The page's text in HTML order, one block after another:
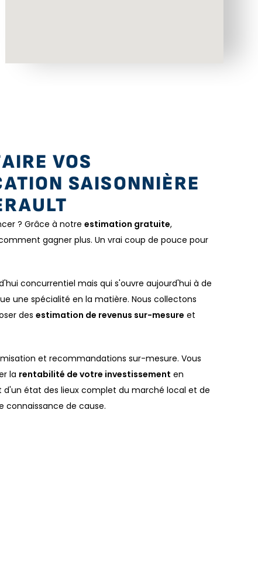
VOS
SAISONNIÈRE
? Grâce à notreestimation gratuite,
gagner plus. Un vrai coup de pouce pour
concurrentiel mais qui s'ouvre aujourd'hui à de
une spécialité en la matière. Nous collectons
desestimation de revenus sur-mesure et
et recommandations sur-mesure. Vous
la rentabilité de votre investissement en
état des lieux complet du marché local et de
connaissance de cause.